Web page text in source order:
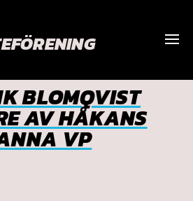
BLOMQVIST
AV HÅKANS
VP